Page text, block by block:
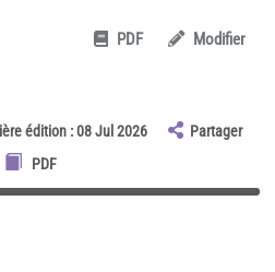
PDF Modifier
édition : 08 Jul 2026
Partager
PDF